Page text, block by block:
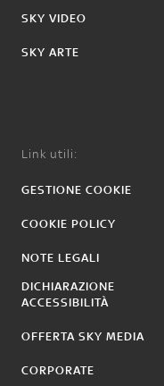
SKY VIDEO
SKY ARTE
Link utili:
GESTIONE COOKIE
COOKIE POLICY
NOTE LEGALI
DICHIARAZIONE
ACCESSIBILITÀ
OFFERTA SKY MEDIA
CORPORATE